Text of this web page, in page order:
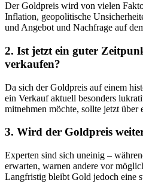
Der Goldpreis wird von vielen
Inflation, geopolitische
und Angebot und Nachfrage auf
2. Ist jetzt ein guter
verkaufen?
Da sich der Goldpreis auf einem
ein Verkauf aktuell besonders
mitnehmen möchte, sollte jetzt über
3. Wird der Goldpreis
Experten sind sich uneinig –
erwarten, warnen andere vor
Langfristig bleibt Gold jedoch eine